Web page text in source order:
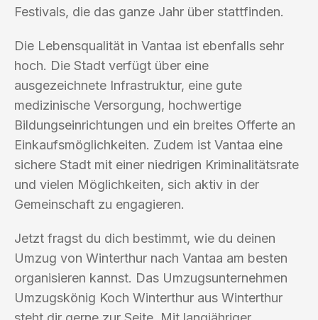
Festivals, die das ganze Jahr über stattfinden.
Die Lebensqualität in Vantaa ist ebenfalls sehr
hoch. Die Stadt verfügt über eine
ausgezeichnete Infrastruktur, eine gute
medizinische Versorgung, hochwertige
Bildungseinrichtungen und ein breites Offerte an
Einkaufsmöglichkeiten. Zudem ist Vantaa eine
sichere Stadt mit einer niedrigen Kriminalitätsrate
und vielen Möglichkeiten, sich aktiv in der
Gemeinschaft zu engagieren.
Jetzt fragst du dich bestimmt, wie du deinen
Umzug von Winterthur nach Vantaa am besten
organisieren kannst. Das Umzugsunternehmen
Umzugskönig Koch Winterthur aus Winterthur